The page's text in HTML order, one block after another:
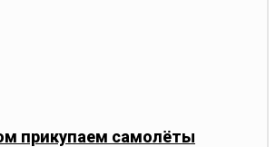
прикупаем самолёты